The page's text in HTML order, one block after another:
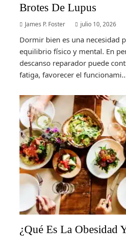
Brotes De Lupus
James P. Foster julio 10, 2026
Dormir bien es una necesidad
equilibrio físico y mental. En
descanso reparador puede
fatiga, favorecer el
¿Qué Es La Obesidad